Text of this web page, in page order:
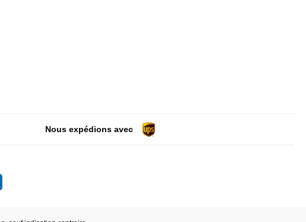
Nous expédions avec